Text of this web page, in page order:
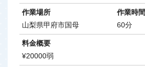
作業場所
山梨県甲府市国母
作業時間
60分
料金概要
¥20000弱